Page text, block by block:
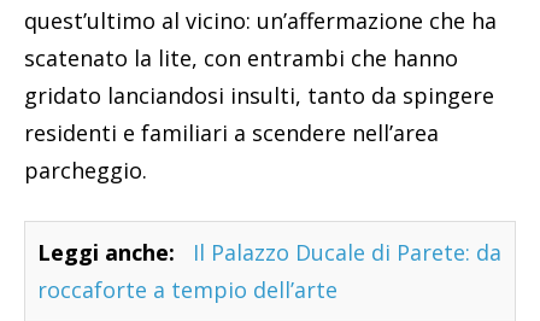
quest’ultimo al vicino: un’affermazione che ha
scatenato la lite, con entrambi che hanno
gridato lanciandosi insulti, tanto da spingere
residenti e familiari a scendere nell’area
parcheggio.
Leggi anche:
Il Palazzo Ducale di Parete: da
roccaforte a tempio dell’arte